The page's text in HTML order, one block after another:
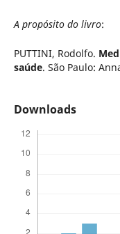
A propósito do livro:
PUTTINI, Rodolfo.
saúde. São Paulo:
Downloads